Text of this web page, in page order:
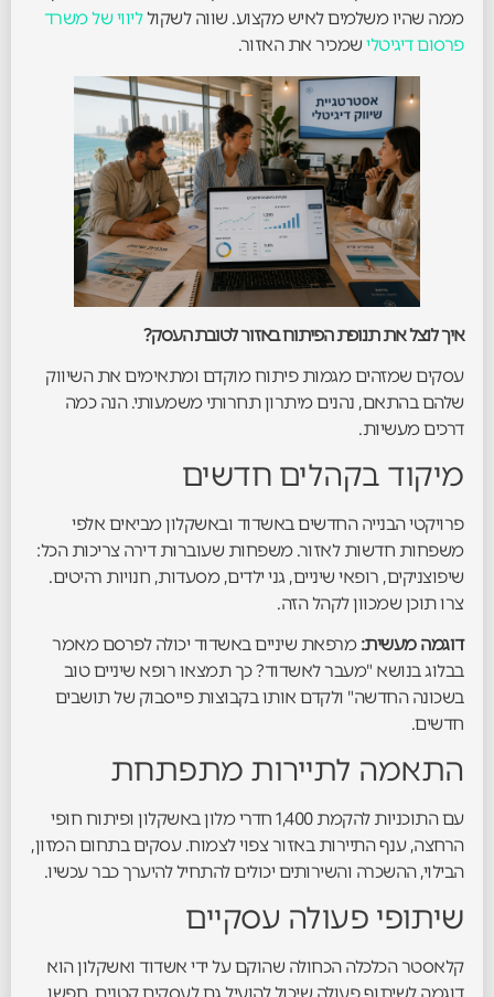
ממה שהיו משלמים לאיש מקצוע. שווה לשקולליווי של משרד
פרסום דיגיטלישמכיר את האזור.
איך לנצל את תנופת הפיתוח באזור לטובת העסק?
עסקים שמזהים מגמות פיתוח מוקדם ומתאימים את השיווק
שלהם בהתאם, נהנים מיתרון תחרותי משמעותי. הנה כמה
דרכים מעשיות.
מיקוד בקהלים חדשים
פרויקטי הבנייה החדשים באשדוד ובאשקלון מביאים אלפי
משפחות חדשות לאזור. משפחות שעוברות דירה צריכות הכל:
שיפוצניקים, רופאי שיניים, גני ילדים, מסעדות, חנויות רהיטים.
צרו תוכן שמכוון לקהל הזה.
דוגמה מעשית: מרפאת שיניים באשדוד יכולה לפרסם מאמר
בבלוג בנושא "מעבר לאשדוד? כך תמצאו רופא שיניים טוב
בשכונה החדשה" ולקדם אותו בקבוצות פייסבוק של תושבים
חדשים.
התאמה לתיירות מתפתחת
עם התוכניות להקמת 1,400 חדרי מלון באשקלון ופיתוח חופי
הרחצה, ענף התיירות באזור צפוי לצמוח. עסקים בתחום המזון,
הבילוי, ההשכרה והשירותים יכולים להתחיל להיערך כבר עכשיו.
שיתופי פעולה עסקיים
קלאסטר הכלכלה הכחולה שהוקם על ידי אשדוד ואשקלון הוא